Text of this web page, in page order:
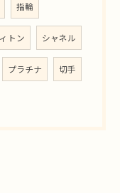
指輪
トン シャネル
プラチナ 切手